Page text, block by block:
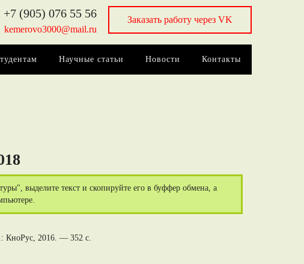
+7 (905) 076 55 56
kemerovo3000@mail.ru
Заказать работу через VK
Научные статьи Новости Контакты
выделите текст и скопируйте его в буффер обмена, а
КноРус, 2016. — 352 c.